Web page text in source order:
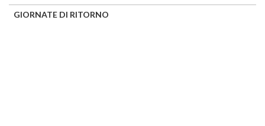
GIORNATE DI RITORNO